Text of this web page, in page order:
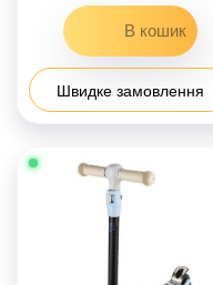
Швидке замовлення